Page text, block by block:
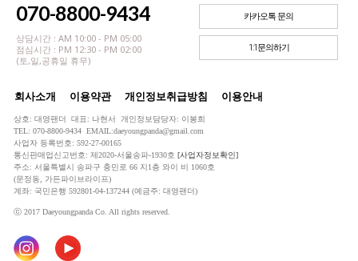
070-8800-9434
상담시간 : AM 10:00 - PM 05:00
점심시간 : PM 12:30 - PM 02:00
(토,일,공휴일 휴무)
카카오톡 문의
1:1문의하기
회사소개 이용약관 개인정보취급방침 이용안내
상호: 대영팬더 대표: 나현서 개인정보담당자: 이봉희
TEL: 070-8800-9434 EMAIL:daeyoungpanda@gmail.com
사업자 등록번호: 592-27-00165
통신판매업신고번호: 제2020-서울송파-1930호 [사업자정보확인]
주소: 서울특별시 송파구 충민로 66 지1층 와이 비 1060호
(문정동, 가든파이브라이프)
계좌: 국민은행 592801-04-137244 (예금주: 대영팬더)
ⓒ 2017 Daeyoungpanda Co. All rights reserved.